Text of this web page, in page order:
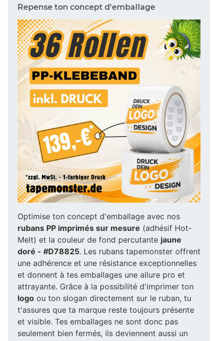
Repense ton concept d'emballage
Optimise ton concept d'emballage avec nos
rubans PP imprimés sur mesure (adhésif Hot-
Melt) et la couleur de fond percutante jaune
doré - #D78825. Les rubans tapemonster offrent
une adhérence et une résistance exceptionnelles
et donnent à tes emballages une allure pro et
attrayante. Grâce à la possibilité d'imprimer ton
logo ou ton slogan directement sur le ruban, tu
t'assures que ta marque reste toujours présente
et visible. Tes emballages ne sont donc pas
seulement bien fermés, ils deviennent aussi un